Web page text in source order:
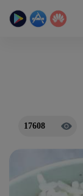
منزلية
17608